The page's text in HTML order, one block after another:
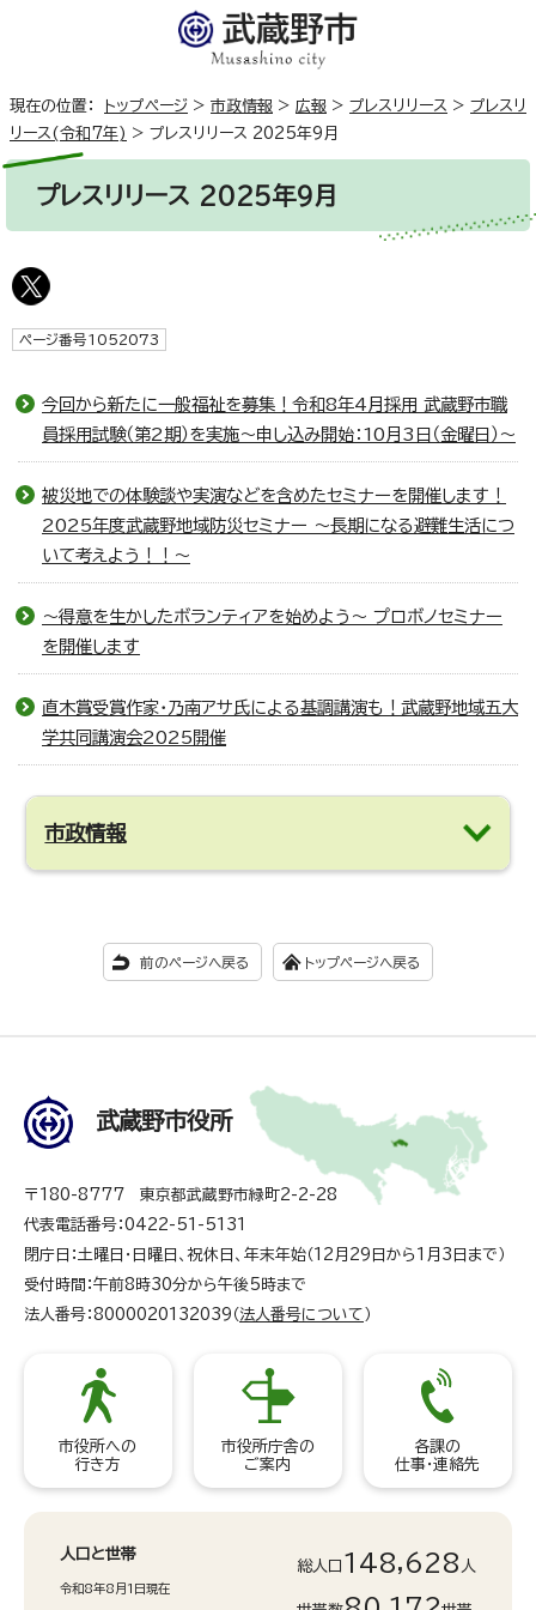
現在の位置： トップページ > 市政情報 > 広報 > プレスリリース > プレスリ
リース(令和7年) > プレスリリース 2025年9月
プレスリリース 2025年9月
ページ番号1052073
今回から新たに一般福祉を募集！令和8年4月採用 武蔵野市職
員採用試験（第2期）を実施～申し込み開始：10月3日（金曜日）～
被災地での体験談や実演などを含めたセミナーを開催します！
2025年度武蔵野地域防災セミナー ～長期になる避難生活につ
いて考えよう！！～
～得意を生かしたボランティアを始めよう～ プロボノセミナー
を開催します
直木賞受賞作家・乃南アサ氏による基調講演も！武蔵野地域五大
学共同講演会2025開催
市政情報
前のページへ戻る トップページへ戻る
武蔵野市役所
〒180-8777 東京都武蔵野市緑町2-2-28
代表電話番号：0422-51-5131
閉庁日：土曜日・日曜日、祝休日、年末年始（12月29日から1月3日まで）
受付時間：午前8時30分から午後5時まで
法人番号：8000020132039（ 法人番号について ）
市役所への
行き方
市役所庁舎の
ご案内
各課の
仕事・連絡先
人口と世帯
令和8年8月1日現在
総人口 148,628 人